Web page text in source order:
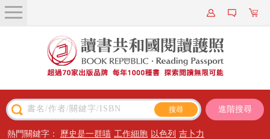
關於我們
近期新書
主題閱讀
進階搜尋
熱門關鍵字： 歷史是一群喵 工作細胞 以色列 吉卜力